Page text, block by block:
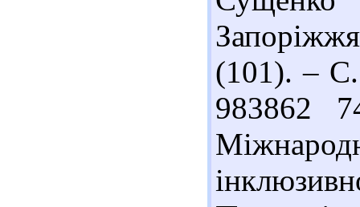
(101). – С.
983862